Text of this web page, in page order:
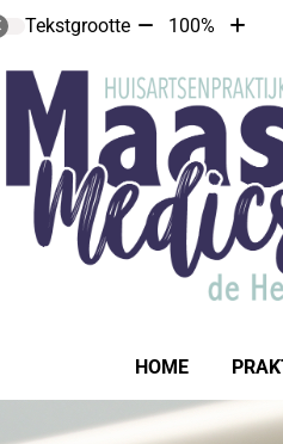
Tekstgrootte Tekst
met
10%
100%
Tekst
met
10%
Hoofdmenu
HOME